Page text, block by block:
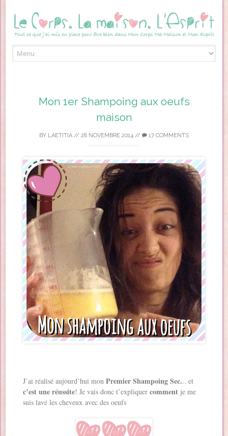
Mon 1er Shampoing aux oeufs
maison
BY LAETITIA // 28 NOVEMBRE 2014 // 17 COMMENTS
J’ai réalisé aujourd’hui monPremier Shampoing Sec... et
c’est une réussite! Je vais donc t’expliquercomment je me
suis lavé les cheveux avec des oeufs